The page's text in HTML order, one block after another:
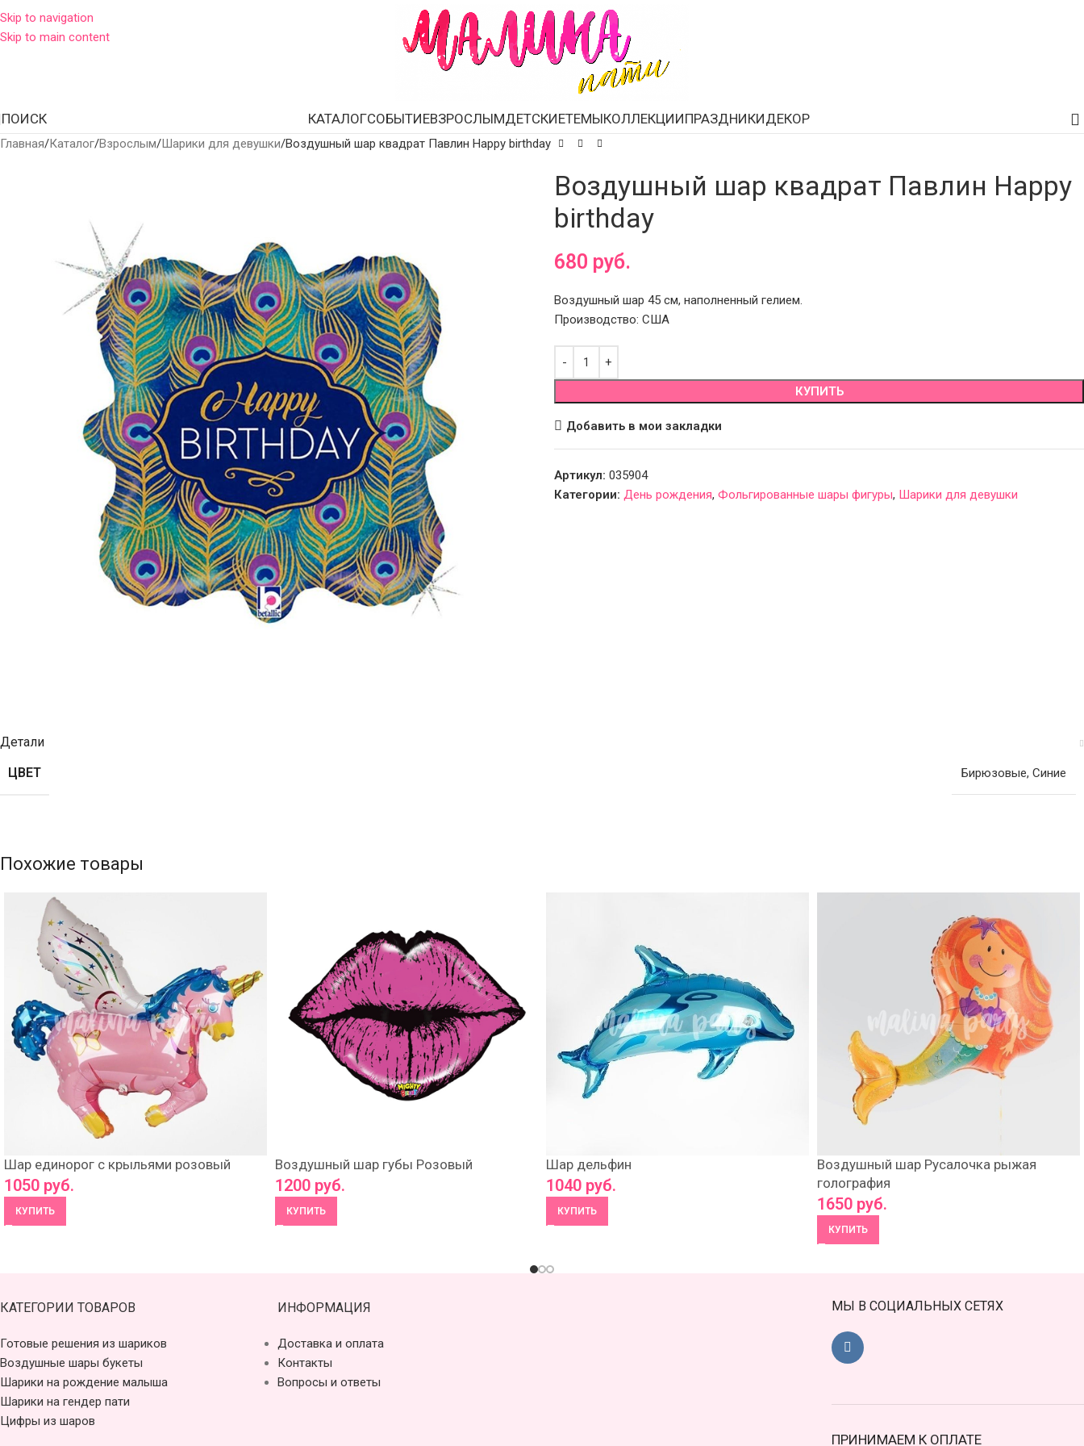
Skip to navigation
Skip to main content
ПОИСК КАТАЛОГСОБЫТИЕВЗРОСЛЫМДЕТСКИЕТЕМЫКОЛЛЕКЦИИПРАЗДНИКИДЕКОР
Главная Каталог Взрослым Шарики для девушки Воздушный шар квадрат Павлин Happy birthday
Воздушный шар квадрат Павлин Happy
birthday
680 руб.
Воздушный шар 45 см, наполненный гелием.
Производство: США
КУПИТЬ
Добавить в мои закладки
Артикул: 035904
Категории: День рождения, Фольгированные шары фигуры, Шарики для девушки
Детали
ЦВЕТ
Бирюзовые, Синие
Похожие товары
Шар единорог с крыльями розовый
1050 руб.
КУПИТЬ
Воздушный шар губы Розовый
1200 руб.
КУПИТЬ
Шар дельфин
1040 руб.
КУПИТЬ
Воздушный шар Русалочка рыжая
голография
1650 руб.
КУПИТЬ
КАТЕГОРИИ ТОВАРОВ
Готовые решения из шариков
Воздушные шары букеты
Шарики на рождение малыша
Шарики на гендер пати
Цифры из шаров
ИНФОРМАЦИЯ
Доставка и оплата
Контакты
Вопросы и ответы
МЫ В СОЦИАЛЬНЫХ СЕТЯХ
ПРИНИМАЕМ К ОПЛАТЕ